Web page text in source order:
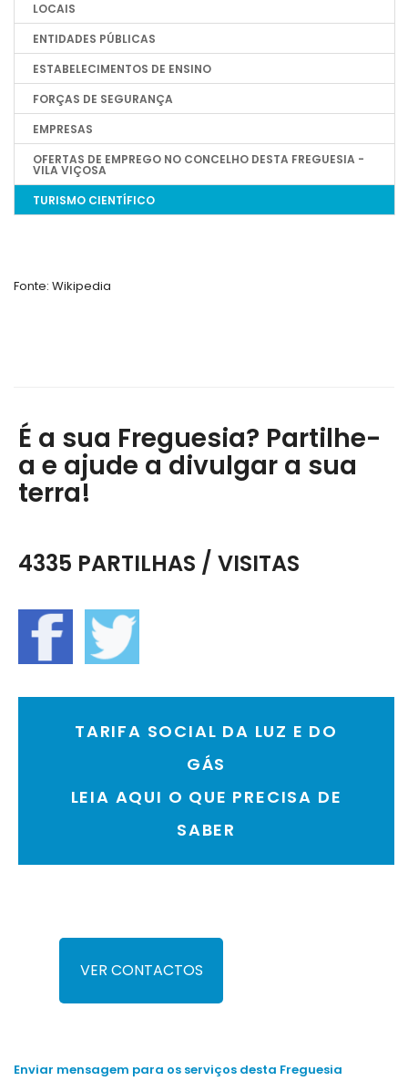
LOCAIS
ENTIDADES PÚBLICAS
ESTABELECIMENTOS DE ENSINO
FORÇAS DE SEGURANÇA
EMPRESAS
OFERTAS DE EMPREGO NO CONCELHO DESTA FREGUESIA -
VILA VIÇOSA
TURISMO CIENTÍFICO
Fonte: Wikipedia
É a sua Freguesia? Partilhe-
a e ajude a divulgar a sua
terra!
4335 PARTILHAS / VISITAS
TARIFA SOCIAL DA LUZ E DO
GÁS
LEIA AQUI O QUE PRECISA DE
SABER
VER CONTACTOS
Enviar mensagem para os serviços desta Freguesia